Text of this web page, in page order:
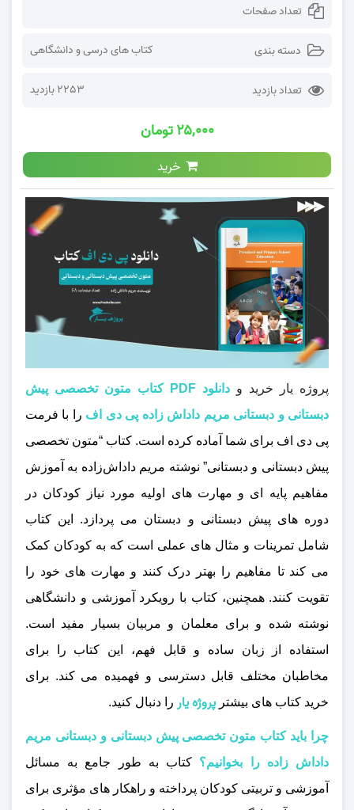
تعداد صفحات
دسته بندی کتاب های درسی و دانشگاهی
تعداد بازدید 2253 بازدید
۲۵,۰۰۰ تومان
خرید
پروژه یار خرید و
دانلود PDF کتاب متون تخصصی پیش
دبستانی و دبستانی مریم داداش زاده پی دی اف را با فرمت
پی دی اف برای شما آماده کرده است. کتاب “متون تخصصی
پیش دبستانی و دبستانی” نوشته مریم داداش‌زاده به آموزش
مفاهیم پایه‌ ای و مهارت‌ های اولیه مورد نیاز کودکان در
دوره‌ های پیش دبستانی و دبستان می‌ پردازد. این کتاب
شامل تمرینات و مثال‌ های عملی است که به کودکان کمک
می‌ کند تا مفاهیم را بهتر درک کنند و مهارت‌ های خود را
تقویت کنند. همچنین، کتاب با رویکرد آموزشی و دانشگاهی
نوشته شده و برای معلمان و مربیان بسیار مفید است.
استفاده از زبان ساده و قابل فهم، این کتاب را برای
مخاطبان مختلف قابل دسترسی و فهمیده می‌ کند. برای
خرید کتاب های بیشتر پروژه یار را دنبال کنید.
چرا باید کتاب متون تخصصی پیش دبستانی و دبستانی مریم
داداش زاده را بخوانیم؟ کتاب به طور جامع به مسائل
آموزشی و تربیتی کودکان پرداخته و راهکار های مؤثری برای